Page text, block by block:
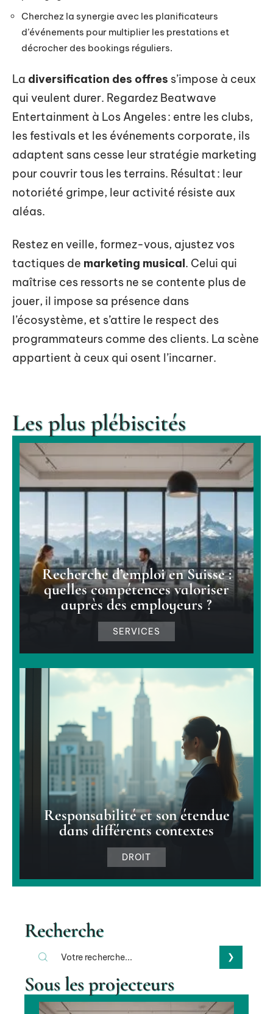
Cherchez la synergie avec les planificateurs
d’événements pour multiplier les prestations et
décrocher des bookings réguliers.
La diversification des offres s’impose à ceux
qui veulent durer. Regardez Beatwave
Entertainment à Los Angeles : entre les clubs,
les festivals et les événements corporate, ils
adaptent sans cesse leur stratégie marketing
pour couvrir tous les terrains. Résultat : leur
notoriété grimpe, leur activité résiste aux
aléas.
Restez en veille, formez-vous, ajustez vos
tactiques de marketing musical. Celui qui
maîtrise ces ressorts ne se contente plus de
jouer, il impose sa présence dans
l’écosystème, et s’attire le respect des
programmateurs comme des clients. La scène
appartient à ceux qui osent l’incarner.
Les plus plébiscités
Recherche d’emploi en Suisse :
quelles compétences valoriser
auprès des employeurs ?
SERVICES
Responsabilité et son étendue
dans différents contextes
DROIT
Recherche
Sous les projecteurs